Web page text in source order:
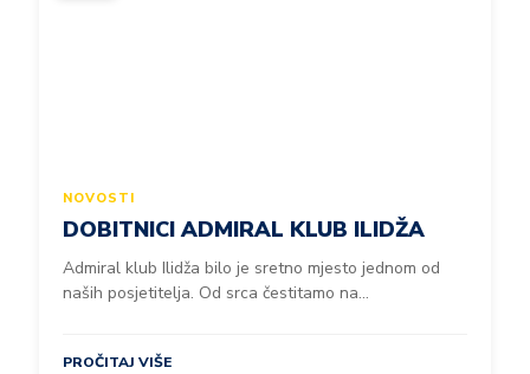
NOVOSTI
DOBITNICI ADMIRAL KLUB ILIDŽA
Admiral klub Ilidža bilo je sretno mjesto jednom od
naših posjetitelja. Od srca čestitamo na...
PROČITAJ VIŠE